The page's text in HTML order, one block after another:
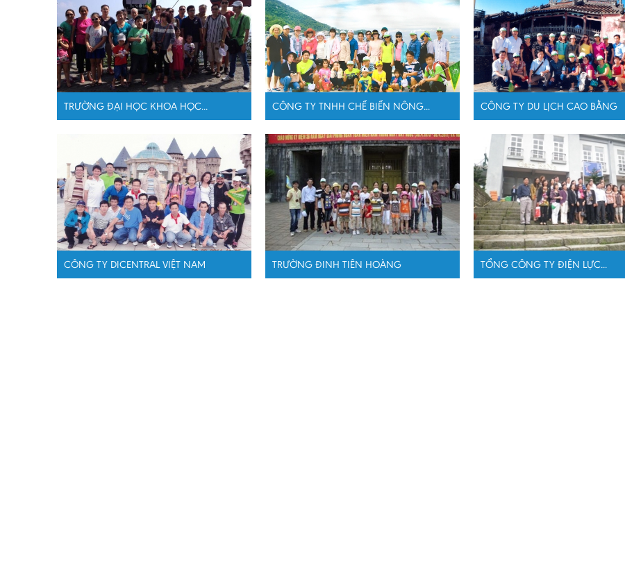
TRƯỜNG ĐẠI HỌC KHOA HỌC... CÔNG TY TNHH CHẾ BIẾN NÔNG... CÔNG TY DU LỊCH CAO BẰNG
CÔNG TY DICENTRAL VIỆT NAM TRƯỜNG ĐINH TIÊN HOÀNG TỔNG CÔNG TY ĐIỆN LỰC...